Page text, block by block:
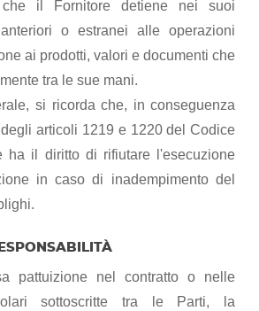
che il Fornitore detiene nei suoi
o estranei alle operazioni
ai prodotti, valori e documenti che
tra le sue mani.
si ricorda che, in conseguenza
articoli 1219 e 1220 del Codice
ha il diritto di rifiutare l'esecuzione
in caso di inadempimento del
pattuizione nel contratto o nelle
sottoscritte tra le Parti, la